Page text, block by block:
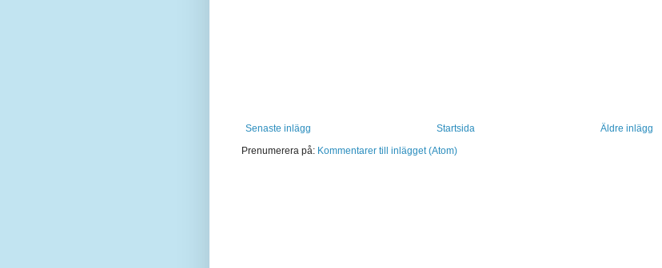
Senaste inlägg Äldre inlägg
Startsida
Prenumerera på: Kommentarer till inlägget (Atom)